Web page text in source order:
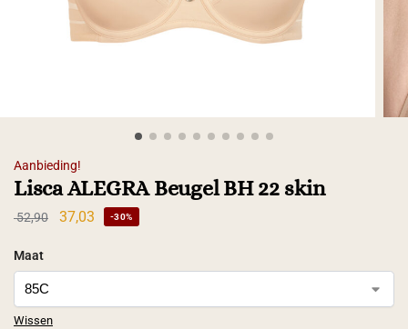
Aanbieding!
Lisca ALEGRA Beugel BH 22 skin
52,90 37,03 -30%
Maat
Wissen